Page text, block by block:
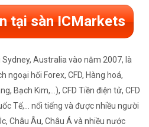
tại sàn ICMarkets
Australia vào năm 2007, là
hối Forex, CFD, Hàng hoá,
Bạch Kim,...), CFD Tiền điện tử, CFD
Tế,... nổi tiếng và được nhiều người
Châu Âu, Châu Á và nhiều nước